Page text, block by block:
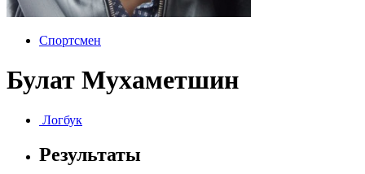
Спортсмен
Булат Мухаметшин
Логбук
Результаты